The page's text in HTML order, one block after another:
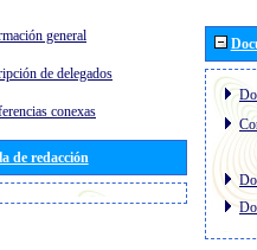
general
de delegados
conexas
de redacción